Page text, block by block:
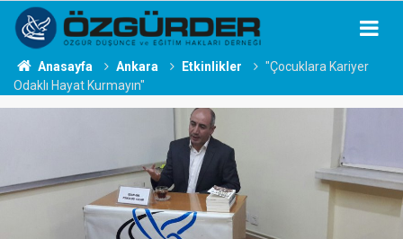
Anasayfa Ankara Etkinlikler
"Çocuklara Kariyer
Odaklı Hayat Kurmayın"